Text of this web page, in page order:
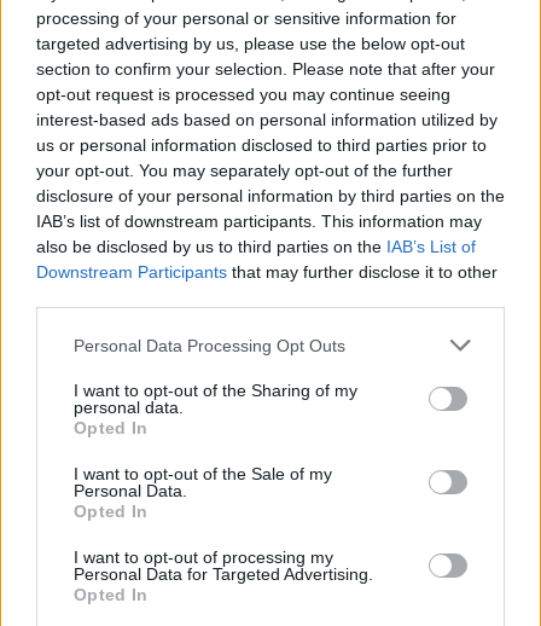
processing of your personal or sensitive information for
targeted advertising by us, please use the below opt-out
section to confirm your selection. Please note that after your
opt-out request is processed you may continue seeing
interest-based ads based on personal information utilized by
us or personal information disclosed to third parties prior to
your opt-out. You may separately opt-out of the further
disclosure of your personal information by third parties on the
IAB’s list of downstream participants. This information may
also be disclosed by us to third parties on the IAB’s List of
Downstream Participants that may further disclose it to other
Personal Data Processing Opt Outs
I want to opt-out of the Sharing of my
personal data.
Opted In
I want to opt-out of the Sale of my
Personal Data.
Opted In
I want to opt-out of processing my
Personal Data for Targeted Advertising.
Opted In